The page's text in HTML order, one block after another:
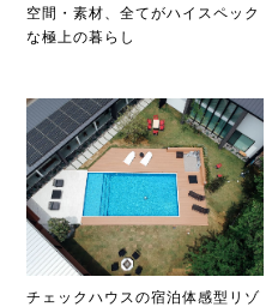
空間・素材、全てがハイスペック
な極上の暮らし
チェックハウスの宿泊体感型リゾ